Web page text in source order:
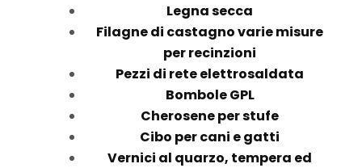
Legna secca
Filagne di castagno varie misure
per recinzioni
Pezzi di rete elettrosaldata
Bombole GPL
Cherosene per stufe
Cibo per cani e gatti
Vernici al quarzo, tempera ed